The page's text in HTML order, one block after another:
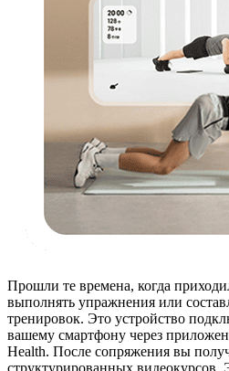
Прошли те времена, когда
выполнять упражнения или
тренировок. Это устройство
вашему смартфону через
Health. После сопряжения вы